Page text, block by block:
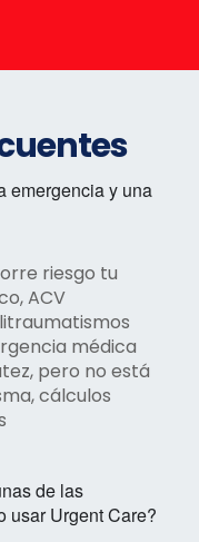
emergencia y una
riesgo tu
ACV
médica
pero no está
cálculos
de las
usar Urgent Care?